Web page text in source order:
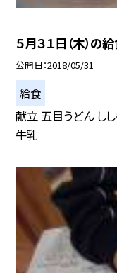
５月３１日（木）の
公開日 2018/05/31
給食
献立 五目うどん し
牛乳